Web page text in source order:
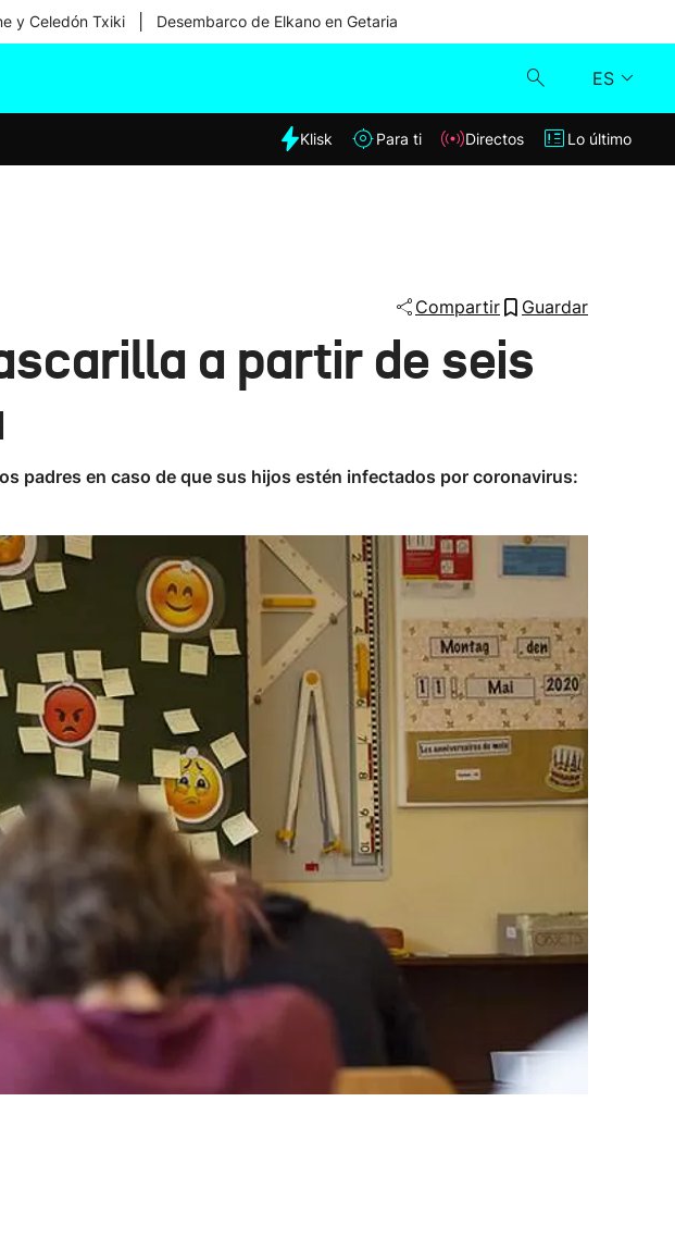
y Celedón Txiki Desembarco de Elkano en Getaria
ES
Klisk
Klisk Para ti Directos Lo último
Compartir Guardar
a partir de seis
padres en caso de que sus hijos estén infectados por coronavirus: